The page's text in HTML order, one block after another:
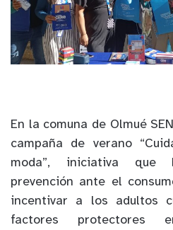
En la comuna de Olmué
campaña de verano
moda”, iniciativa que
prevención ante el
incentivar a los adultos
factores